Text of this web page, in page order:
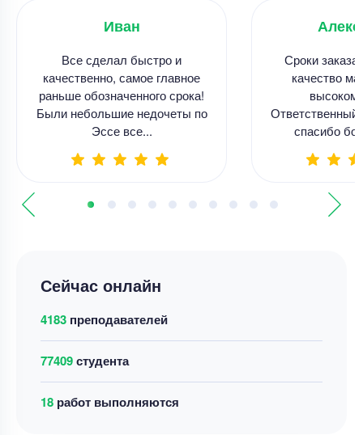
Сейчас онлайн
4183 преподавателей
77409студента
27 работ выполняются
Иван
Все сделал быстро и
качественно, самое главное
раньше обозначенного срока!
Были небольшие недочеты по
Эссе все...
Сроки
качество
высоком
Ответственный
спасибо